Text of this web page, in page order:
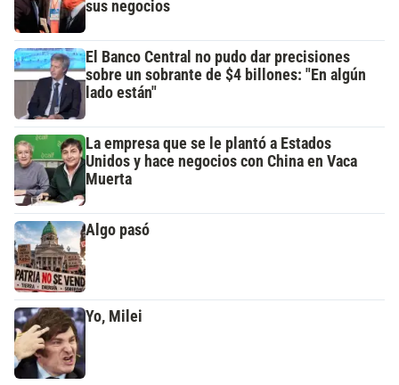
sus negocios
El Banco Central no pudo dar precisiones
sobre un sobrante de $4 billones: "En algún
lado están"
La empresa que se le plantó a Estados
Unidos y hace negocios con China en Vaca
Muerta
Algo pasó
Yo, Milei